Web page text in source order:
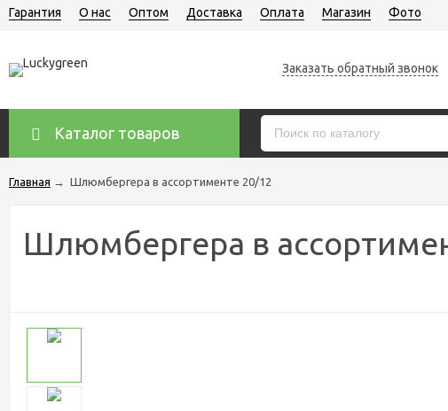
Гарантия О нас Оптом Доставка Оплата Магазин Фото
Заказать обратный звонок
Каталог товаров
Главная → Шлюмбергера в ассортименте 20/12
Шлюмбергера в